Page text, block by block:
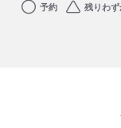
予約 残りわず